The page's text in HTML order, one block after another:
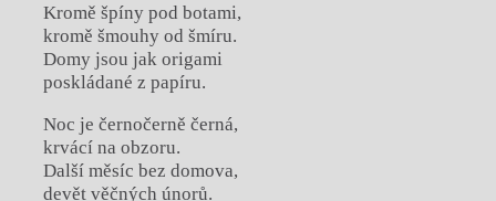
Kromě špíny pod botami,
kromě šmouhy od šmíru.
Domy jsou jak origami
poskládané z papíru.
Noc je černočerně černá,
krvácí na obzoru.
Další měsíc bez domova,
devět věčných únorů.